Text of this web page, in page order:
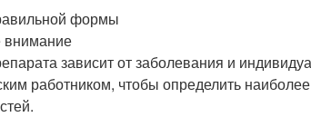
формы
внимание
зависит от заболевания и
работником, чтобы определить